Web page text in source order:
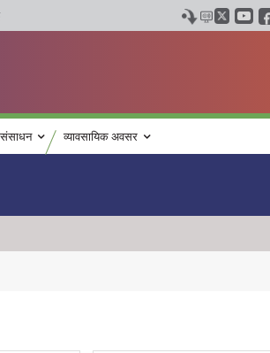
संसाधन व्यावसायिक अवसर